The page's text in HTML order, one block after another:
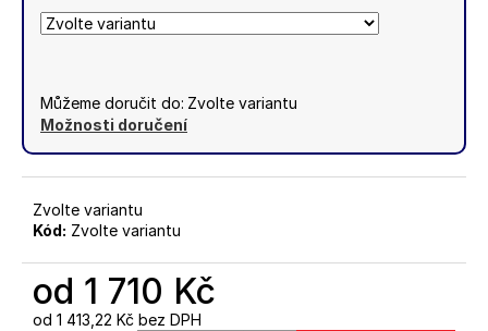
Můžeme doručit do: Zvolte variantu
Možnosti doručení
Zvolte variantu
Kód: Zvolte variantu
od 1 710 Kč
od 1 413,22 Kč bez DPH
SLOUPEK
PRO
3
(RAL7016)
-
DO
PODLAHY
1
640
Kč